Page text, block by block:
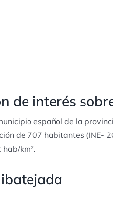
de interés
español de la
de 707 habitantes (INE-
km².